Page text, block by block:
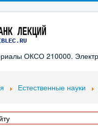
ОКСО 210000.
Естественные науки